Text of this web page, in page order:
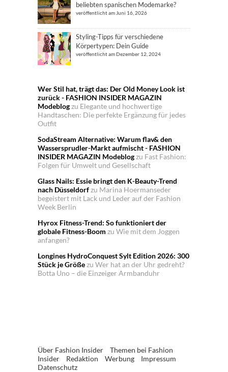
beliebten spanischen Modemarke?
veröffentlicht am Juni 16, 2026
Styling-Tipps für verschiedene
Körpertypen: Dein Guide
veröffentlicht am Dezember 12, 2024
Wer Stil hat, trägt das: Der Old Money Look ist
zurück - FASHION INSIDER MAGAZIN
Modeblogzu Elegante und hochwertige
Handtaschen: Die perfekte Ergänzung für jedes
Outfit
SodaStream Alternative: Warum flav& den
Wassersprudler-Markt aufmischt - FASHION
INSIDER MAGAZIN Modeblogzu Fast Fashion:
Folgen für Umwelt und Gesellschaft
Glass Nails: Essie bringt den K-Beauty-Trend
nach Düsseldorfzu Marina Hoermanseder
begeistert mit Lack und Leder auf der Fashion
Week Berlin
Hyrox Fitness-Trend: So funktioniert der
globale Fitness-Boom zu Wie mit dem Joggen
anfangen?
Longines HydroConquest Sylt Edition 2026: 300
Stück je Größezu Wer hat an der Uhr gedreht?
Botta Uno – die Einzeiger Armbanduhr
Über Fashion Insider
Themen bei Fashion
Insider
Redaktion Werbung
Impressum
Datenschutz